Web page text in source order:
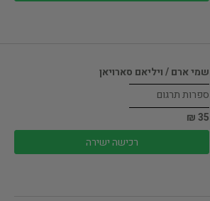
שמי ארם / ויליאם סארויאן
ספרות תרגום
35 ₪
רכישה ישירה